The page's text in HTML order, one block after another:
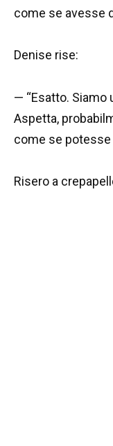
come se avesse
Denise rise:
— “Esatto. Siamo
Aspetta,
come se potesse
Risero a